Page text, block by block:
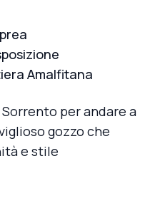
Amalfitana
per andare a
gozzo che
e stile